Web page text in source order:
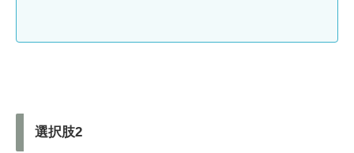
選択肢2